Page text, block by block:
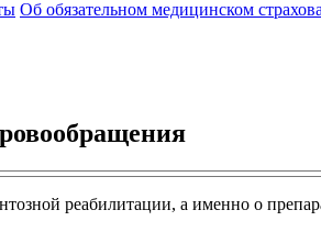
Об обязательном медицинском
реабилитации, а именно о